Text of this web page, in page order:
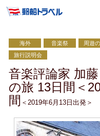
海外 音楽祭 周遊
旅行説明会
音楽評論家 加
の旅 13日間＜
間 ＜2019年6月13日出発＞